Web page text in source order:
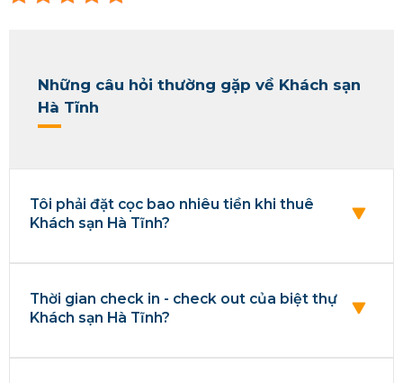
Những câu hỏi thường gặp về Khách sạn
Hà Tĩnh
Tôi phải đặt cọc bao nhiêu tiền khi thuê
Khách sạn Hà Tĩnh?
Thời gian check in - check out của biệt thự
Khách sạn Hà Tĩnh?